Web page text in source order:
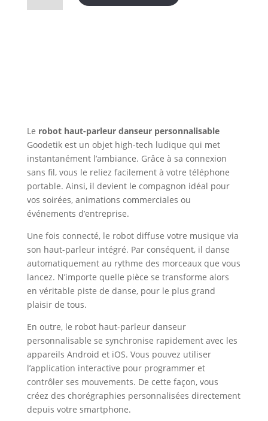
Robot
Le robot haut-parleur danseur personnalisable
Goodetik est un objet high-tech ludique qui met
instantanément l’ambiance. Grâce à sa connexion
sans fil, vous le reliez facilement à votre téléphone
portable. Ainsi, il devient le compagnon idéal pour
vos soirées, animations commerciales ou
événements d’entreprise.
Une fois connecté, le robot diffuse votre musique via
son haut-parleur intégré. Par conséquent, il danse
automatiquement au rythme des morceaux que vous
lancez. N’importe quelle pièce se transforme alors
en véritable piste de danse, pour le plus grand
plaisir de tous.
En outre, le robot haut-parleur danseur
personnalisable se synchronise rapidement avec les
appareils Android et iOS. Vous pouvez utiliser
l’application interactive pour programmer et
contrôler ses mouvements. De cette façon, vous
créez des chorégraphies personnalisées directement
depuis votre smartphone.